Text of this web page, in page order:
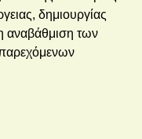
δημιουργίας
αναβάθμιση των